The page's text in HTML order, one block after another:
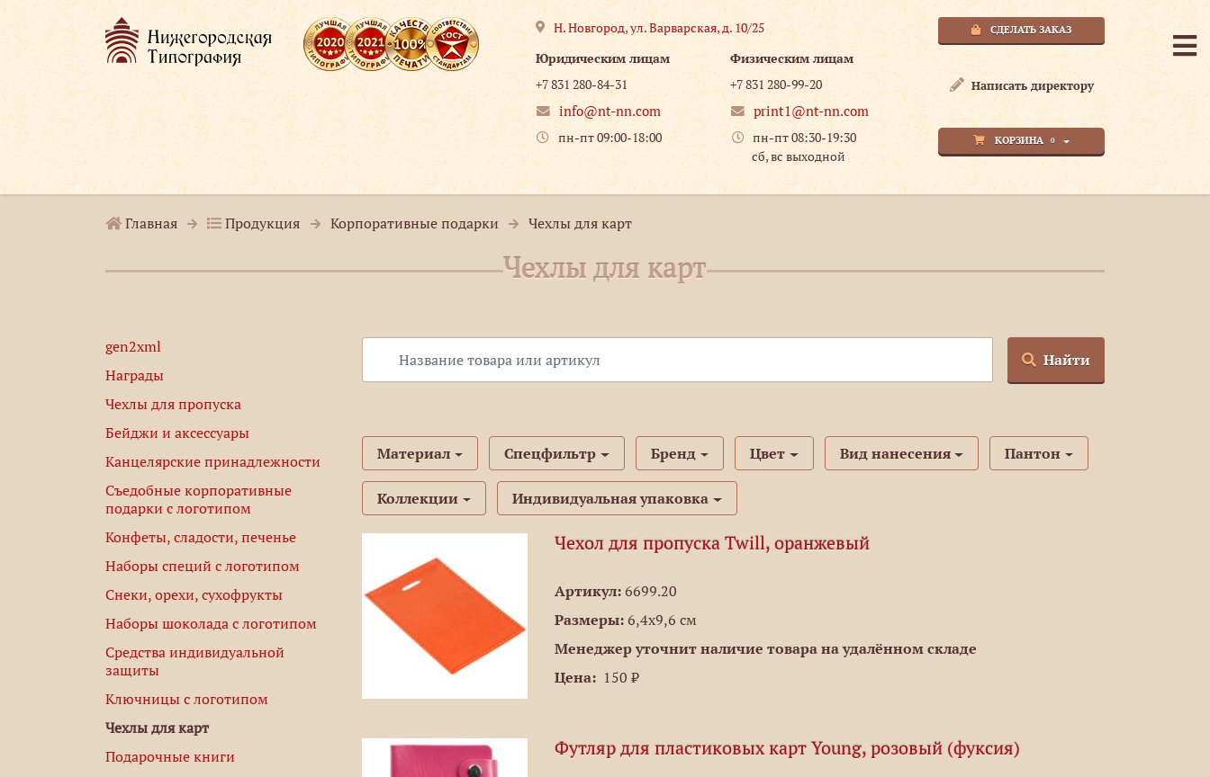
Н. Новгород,ул. Варварская, д. 10/25
Юридическим лицам
+7 831 280-84-31
info@nt-nn.com
пн-пт 09:00-18:00
Физическим лицам
+7 831 280-99-20
print1@nt-nn.com
пн-пт 08:30-19:30
сб, вс выходной
СДЕЛАТЬ ЗАКАЗ
Написать директору
КОРЗИНА 0
Главная Продукция Корпоративные подарки Чехлы для карт
Чехлы для карт
gen2xml
Награды
Чехлы для пропуска
Бейджи и аксессуары
Канцелярские принадлежности
Съедобные корпоративные
подарки с логотипом
Конфеты, сладости, печенье
Наборы специй с логотипом
Снеки, орехи, сухофрукты
Наборы шоколада с логотипом
Средства индивидуальной
защиты
Ключницы с логотипом
Чехлы для карт
Подарочные книги
Найти
Материал Спецфильтр Бренд Цвет Вид нанесения Пантон
Коллекции Индивидуальная упаковка
Чехол для пропуска Twill, оранжевый
Артикул:6699.20
Размеры:6,4х9,6 см
Менеджер уточнит наличие товара на удалённом складе
Цена:150 ₽
Футляр для пластиковых карт Young, розовый (фуксия)